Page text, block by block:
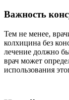
Важность
Тем не менее,
колхицина без
лечение должно
врач может
использования